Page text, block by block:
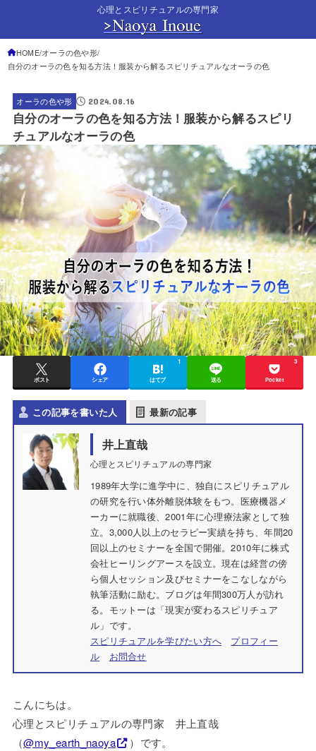
心理とスピリチュアルの専門家
HOME オーラの色や形
自分のオーラの色を知る方法！服装から解るスピリチュアルなオーラの色
オーラの色や形 2024.08.16
自分のオーラの色を知る方法！服装から解るスピリ
チュアルなオーラの色
ポスト シェア はてブ
1
送る Pocket
3
この記事を書いた人 最新の記事
井上直哉
心理とスピリチュアルの専門家
1989年大学に進学中に、独自にスピリチュアル
の研究を行い体外離脱体験をもつ。医療機器メ
ーカーに就職後、2001年に心理療法家として独
立。3,000人以上のセラピー実績を持ち、年間20
回以上のセミナーを全国で開催。2010年に株式
会社ヒーリングアースを設立。現在は経営の傍
ら個人セッション及びセミナーをこなしながら
執筆活動に励む。ブログは年間300万人が訪れ
る。モットーは「現実が変わるスピリチュア
ル」です。
スピリチュアルを学びたい方へ
プロフィー
ル
お問合せ
こんにちは。
心理とスピリチュアルの専門家 井上直哉
（@my_earth_naoya ）です。